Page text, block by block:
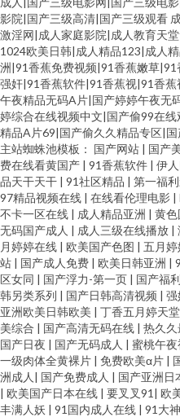
影院|国产三级高清|国产三级观看
激淫网|成人家庭影院|成人教育天
1024欧美日韩|成人精品123|成人
洲|91香蕉免费视频|91香蕉嫩草
强奸|91香蕉软件|91香蕉视|91香蕉
午夜精品无码A片|国产婷婷午夜无
婷综合在线视频中文|国产偷99在
精品A片69|国产偷久久精品专区|
主站蜘蛛池模板： 国产网站 | 国产
费在线看黄国产 | 91香蕉软件 | 伊
品天干天干 | 91社区精品 | 第一福
97精品视频在线 | 在线看伦理电影 |
不卡一区在线 | 成人精品亚洲 | 黄
无码国产成人 | 成人三级在线播放 |
月婷婷在线 | 欧美国产色图 | 五月
站 | 国产成人免费 | 欧美日韩亚洲 |
区女同 | 国产浮力-第一页 | 国产福
韩另类系列 | 国产日韩高清视频 | 强
亚洲欧美日韩欧美 | 丁香五月婷天
美综合 | 国产高清无码在线 | 热久
国产日夜 | 国产无码成人 | 蜜桃午夜
一级肉体全黄裸片 | 免费欧美α片 |
洲成人 | 国产免费成人 | 国产亚洲日
| 欧美国产日本在线 | 要叉叉91 | 欧
丰满人妖 | 91国内成人在线 | 91大